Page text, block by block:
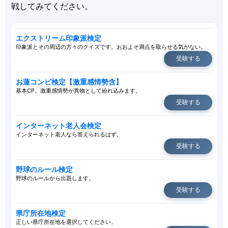
戦してみてください。
エクストリーム印象派検定
印象派とその周辺の方々のクイズです。おおよそ満点を取らせる気がない。
受験する
お蓮コンビ検定【激重感情勢含】
基本CP、激重感情勢が異物として紛れ込みます。
受験する
インターネット老人会検定
インターネット老人なら答えられるはず。
受験する
野球のルール検定
野球のルールから出題します。
受験する
県庁所在地検定
正しい県庁所在地を選択してください。